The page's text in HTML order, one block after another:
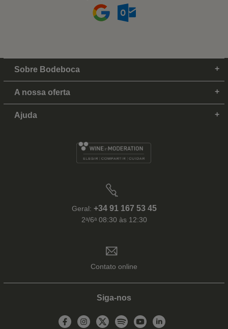
Sobre Bodeboca
A nossa oferta
Ajuda
Geral: +34 91 167 53 45
2ᵃ/6ᵃ 08:30 às 12:30
Contato online
Siga-nos